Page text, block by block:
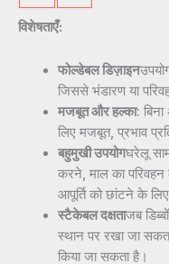
विशेषताएँ:
फोल्डेबल डिज़ाइन
जिससे भंडारण या
मजबूत और हल्का:
लिए मजबूत, प्रभाव
बहुमुखी उपयोगघरेलू
करने, माल का
आपूर्ति को छांटने के
स्टैकेबल दक्षताजब
स्थान पर रखा जा
किया जा सकता है।